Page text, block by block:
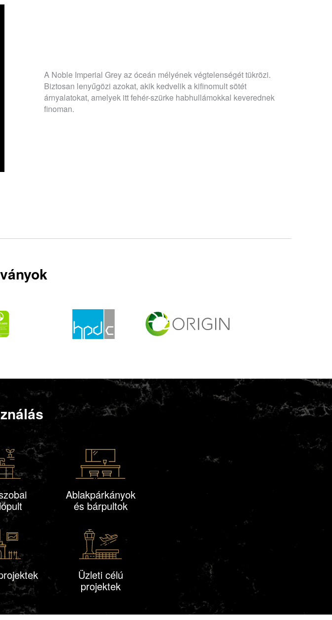
A Noble Imperial Grey az óceán mélyének végtelenségét tükrözi.
Biztosan lenyűgözi azokat, akik kedvelik a kifinomult sötét
árnyalatokat, amelyek itt fehér-szürke habhullámokkal keverednek
finoman.
Ablakpárkányok
és bárpultok
Üzleti célú
projektek